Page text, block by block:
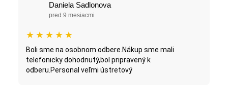
Daniela Sadlonova
pred 9 mesiacmi
★ ★ ★ ★ ★
Boli sme na osobnom odbere.Nákup sme mali
telefonicky dohodnutý,bol pripravený k
odberu.Personal veľmi ústretový